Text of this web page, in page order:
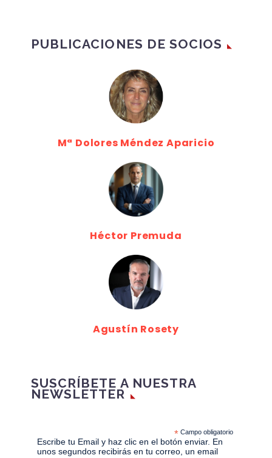
PUBLICACIONES DE SOCIOS
Mª Dolores Méndez Aparicio
Héctor Premuda
Agustín Rosety
SUSCRÍBETE A NUESTRA
NEWSLETTER
*Campo obligatorio
Escribe tu Email y haz clic en el botón enviar. En
unos segundos recibirás en tu correo, un email